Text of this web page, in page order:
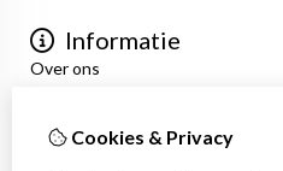
Informatie
Over ons
Algemene voorwaarden
Mijn account
Cookies & Privacy